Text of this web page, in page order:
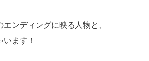
ンディングに映る人物と、
ます！